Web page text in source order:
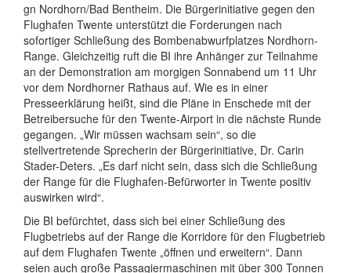
gn Nordhorn/Bad Bentheim. Die Bürgerinitiative gegen den
Flughafen Twente unterstützt die Forderungen nach
sofortiger Schließung des Bombenabwurfplatzes Nordhorn-
Range. Gleichzeitig ruft die BI ihre Anhänger zur Teilnahme
an der Demonstration am morgigen Sonnabend um 11 Uhr
vor dem Nordhorner Rathaus auf. Wie es in einer
Presseerklärung heißt, sind die Pläne in Enschede mit der
Betreibersuche für den Twente-Airport in die nächste Runde
gegangen. „Wir müssen wachsam sein“, so die
stellvertretende Sprecherin der Bürgerinitiative, Dr. Carin
Stader-Deters. „Es darf nicht sein, dass sich die Schließung
der Range für die Flughafen-Befürworter in Twente positiv
auswirken wird“.
Die BI befürchtet, dass sich bei einer Schließung des
Flugbetriebs auf der Range die Korridore für den Flugbetrieb
auf dem Flughafen Twente „öffnen und erweitern“. Dann
seien auch große Passagiermaschinen mit über 300 Tonnen